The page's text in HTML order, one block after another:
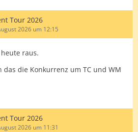
Tour 2026
2026 um 12:15
raus.
das die Konkurrenz um TC und WM
Tour 2026
2026 um 11:31